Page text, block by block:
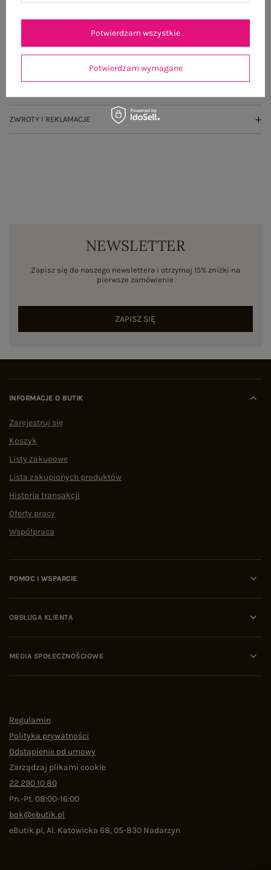
OPIS PRODUKTU
ZWROTY I REKLAMACJE
NEWSLETTER
Zapisz się do naszego newslettera i otrzymaj 15% zniżki na
pierwsze zamówienie
ZAPISZ SIĘ
INFORMACJE O BUTIK
Zarejestruj się
Koszyk
Listy zakupowe
Lista zakupionych produktów
Historia transakcji
Oferty pracy
Współpraca
POMOC I WSPARCIE
OBSŁUGA KLIENTA
MEDIA SPOŁECZNOŚCIOWE
Regulamin
Polityka prywatności
Odstąpienie od umowy
Zarządzaj plikami cookie
22 290 10 80
Pn.-Pt. 08:00-16:00
bok@ebutik.pl
eButik.pl,Al. Katowicka 68,05-830 Nadarzyn
Potwierdzam wymagane
Potwierdzam wszystkie